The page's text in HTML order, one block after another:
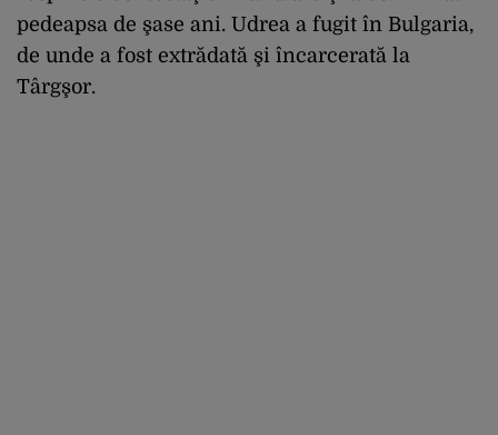
pedeapsa de şase ani. Udrea a fugit în Bulgaria,
de unde a fost extrădată şi încarcerată la
Târgşor.